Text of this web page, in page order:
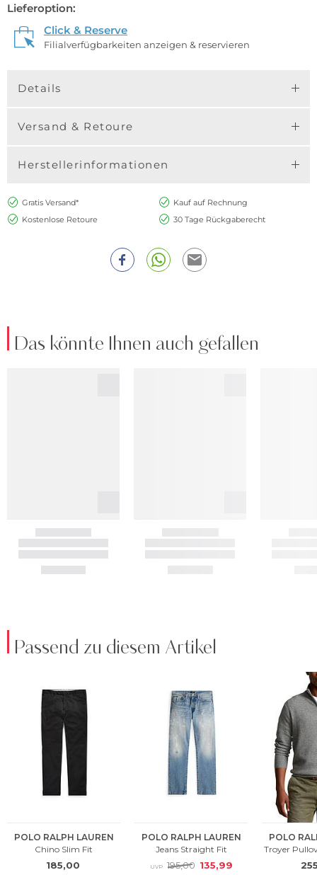
Lieferoption:
Click & Reserve
Filialverfügbarkeiten anzeigen & reservieren
Details
Versand & Retoure
Herstellerinformationen
Gratis Versand*
Kauf auf Rechnung
Kostenlose Retoure
30 Tage Rückgaberecht
Das könnte Ihnen auch gefallen
Passend zu diesem Artikel